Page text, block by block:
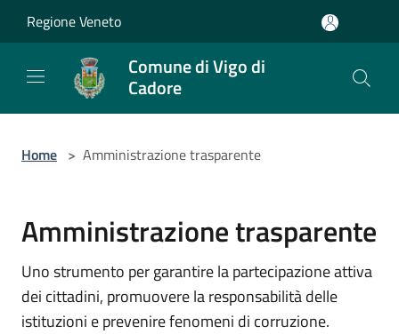
Regione Veneto
Comune di Vigo di
Cadore
Home > Amministrazione trasparente
Amministrazione trasparente
Uno strumento per garantire la partecipazione attiva
dei cittadini, promuovere la responsabilità delle
istituzioni e prevenire fenomeni di corruzione.